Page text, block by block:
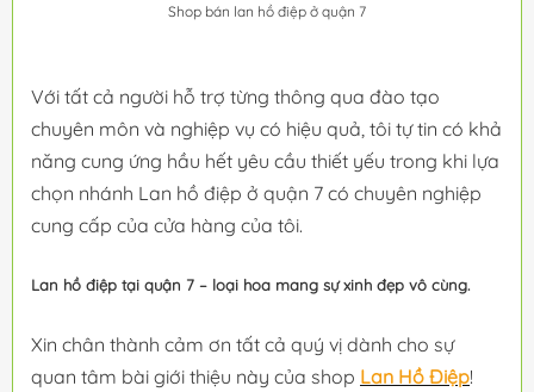
Shop bán lan hồ điệp ở quận 7
Với tất cả người hỗ trợ từng thông qua đào tạo
chuyên môn và nghiệp vụ có hiệu quả, tôi tự tin có khả
năng cung ứng hầu hết yêu cầu thiết yếu trong khi lựa
chọn nhánh Lan hồ điệp ở quận 7 có chuyên nghiệp
cung cấp của cửa hàng của tôi.
Lan hồ điệp tại quận 7 – loại hoa mang sự xinh đẹp vô cùng.
Xin chân thành cảm ơn tất cả quý vị dành cho sự
quan tâm bài giới thiệu này của shop Lan Hồ Điệp!